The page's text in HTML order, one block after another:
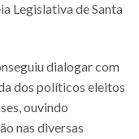
Legislativa de Santa
dialogar com
dos políticos eleitos
ouvindo
nas diversas